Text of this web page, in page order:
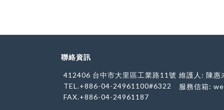
聯絡資訊
412406 台中市大里區工業路11號
TEL.+886-04-24961100#6322
FAX.+886-04-24961187
維護人: 陳惠
服務信箱: